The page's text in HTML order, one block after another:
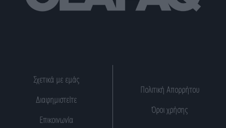
Σχετικά με εμάς
Διαφημιστείτε
Επικοινωνία
Πολιτική Απορρήτου
Όροι χρήσης